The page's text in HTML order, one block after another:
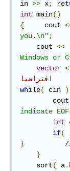
in >> x;
int main()
{
     cout
you.\n" ;
    cout
<<
Windows or
vector <
افتراضيا
while( cin )
        cout
indicate
int
if(
}
}
    sort
( a.